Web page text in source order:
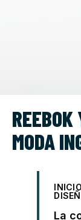
MODA
INICIO
La